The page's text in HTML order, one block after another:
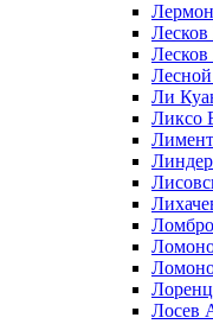
Ли
Ликсо
Лосев